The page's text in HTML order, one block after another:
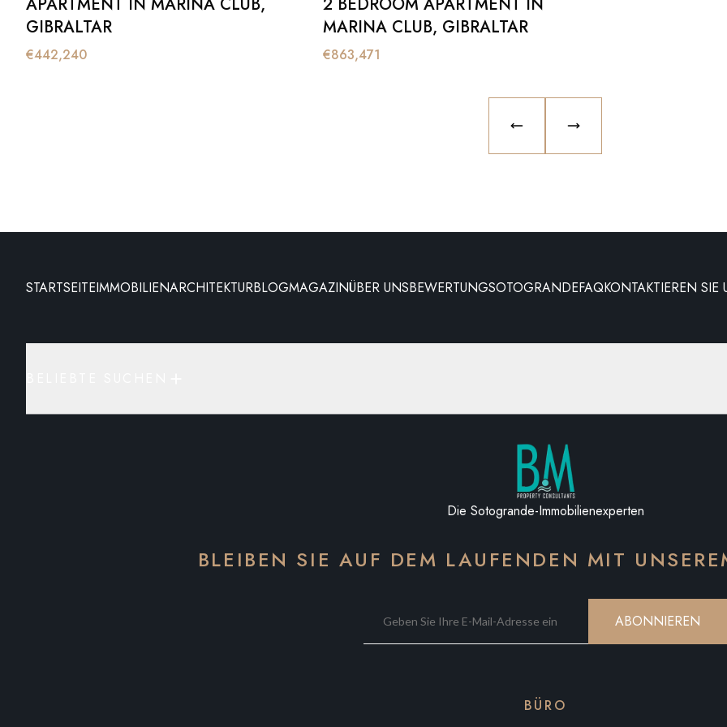
GIBRALTAR
€442,240
MARINA CLUB, GIBRALTAR
€863,471
PREVIOUS SLIDENEXT SLIDE
STARTSEITEIMMOBILIENARCHITEKTURBLOGMAGAZINÜBER UNSBEWERTUNGSOTOGRANDEFAQKONTAKTIEREN SIE
Die Sotogrande-Immobilienexperten
BLEIBEN SIE AUF DEM LAUFENDEN MIT
ABONNIEREN
BÜRO